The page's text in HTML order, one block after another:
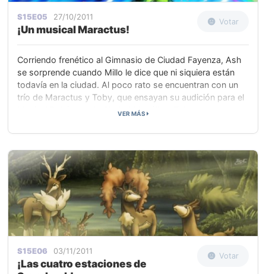
S15E05 27/10/2011
¡Un musical Maractus!
Votar
Corriendo frenético al Gimnasio de Ciudad Fayenza, Ash
se sorprende cuando Millo le dice que ni siquiera están
todavía en la ciudad. Al poco rato se encuentran con un
trío de Maractus y Toby, que ensayan su audición para el
Musical Pokémon de Ciudad Mayólica. Toby espera que
dar vida a su pueblo casi desierto, porque así podría
VER MÁS
S15E06 03/11/2011
¡Las cuatro estaciones de
Votar